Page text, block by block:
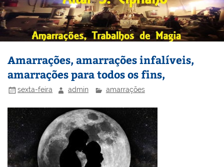
Amarrações, amarrações infalíveis,
amarrações para todos os fins,
sexta-feira admin amarrações